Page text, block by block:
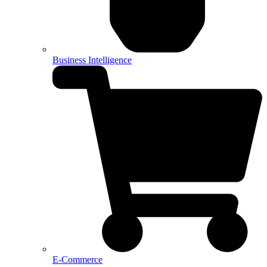
Business Intelligence
E-Commerce